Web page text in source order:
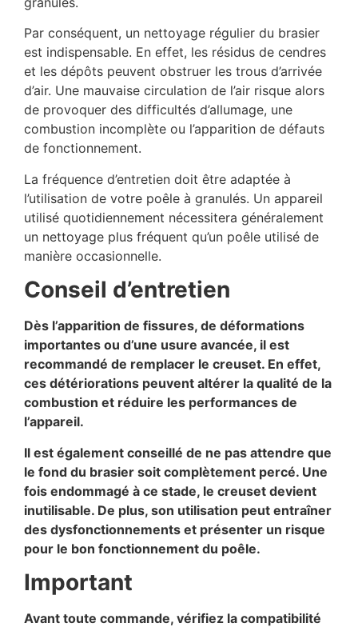
Par conséquent, un nettoyage régulier du brasier
est indispensable. En effet, les résidus de cendres
et les dépôts peuvent obstruer les trous d’arrivée
d’air. Une mauvaise circulation de l’air risque alors
de provoquer des difficultés d’allumage, une
combustion incomplète ou l’apparition de défauts
de fonctionnement.
La fréquence d’entretien doit être adaptée à
l’utilisation de votre poêle à granulés. Un appareil
utilisé quotidiennement nécessitera généralement
un nettoyage plus fréquent qu’un poêle utilisé de
manière occasionnelle.
Conseil d’entretien
Dès l’apparition de fissures, de déformations
importantes ou d’une usure avancée, il est
recommandé de remplacer le creuset. En effet,
ces détériorations peuvent altérer la qualité de la
combustion et réduire les performances de
l’appareil.
Il est également conseillé de ne pas attendre que
le fond du brasier soit complètement percé. Une
fois endommagé à ce stade, le creuset devient
inutilisable. De plus, son utilisation peut entraîner
des dysfonctionnements et présenter un risque
pour le bon fonctionnement du poêle.
Important
Avant toute commande, vérifiez la compatibilité